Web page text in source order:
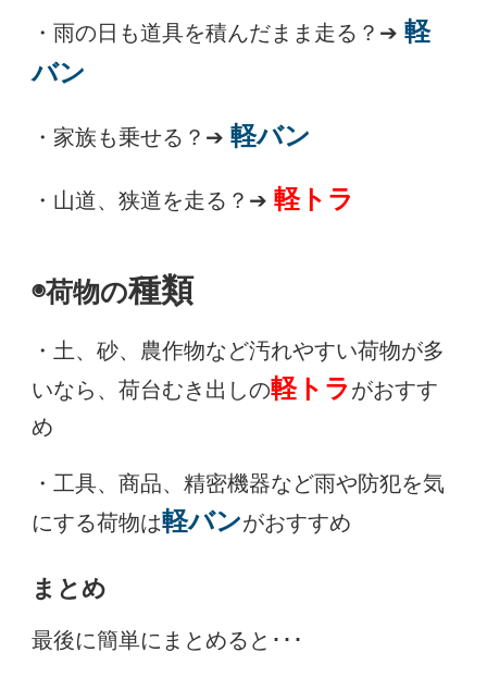
・雨の日も道具を積んだまま走る？➔ 軽
バン
・家族も乗せる？➔ 軽バン
・山道、狭道を走る？➔ 軽トラ
◉荷物の種類
・土、砂、農作物など汚れやすい荷物が多
いなら、荷台むき出しの軽トラ がおすす
め
・工具、商品、精密機器など雨や防犯を気
にする荷物は軽バンがおすすめ
まとめ
最後に簡単にまとめると･･･